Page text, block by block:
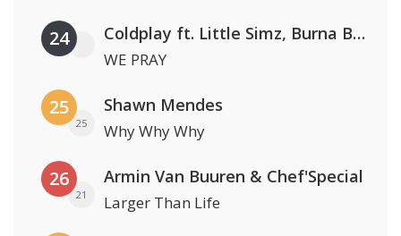
24 Coldplay ft. Little Simz, Burna Boy, Elyanna & Tini
WE PRAY
25
25
Shawn Mendes
Why Why Why
26
21
Armin Van Buuren & Chef'Special
Larger Than Life